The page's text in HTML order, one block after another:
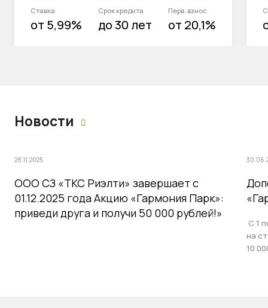
Ставка
от 5,99%
Срок кредита
до 30 лет
Перв. взнос
от 20,1%
Новости
28.11.2025
ООО СЗ «ТКС Риэлти» завершает с
01.12.2025 года Акцию «Гармония Парк»:
приведи друга и получи 50 000 рублей!»
С 1
на
10